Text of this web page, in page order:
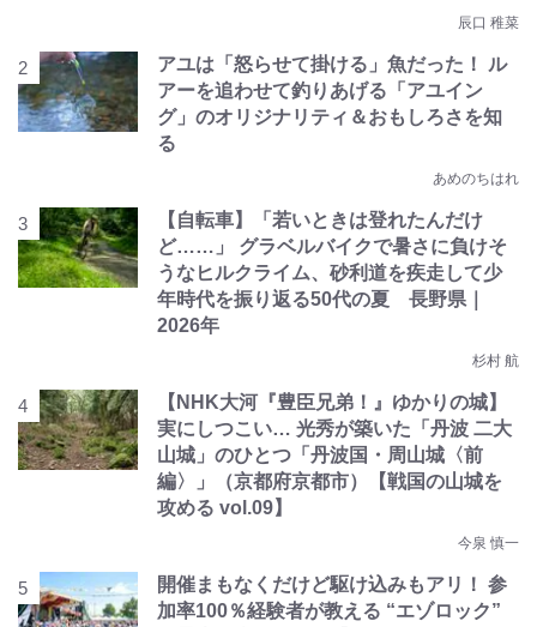
辰口 稚菜
アユは「怒らせて掛ける」魚だった！ ル
アーを追わせて釣りあげる「アユイン
グ」のオリジナリティ＆おもしろさを知
る
あめのちはれ
【自転車】「若いときは登れたんだけ
ど……」 グラベルバイクで暑さに負けそ
うなヒルクライム、砂利道を疾走して少
年時代を振り返る50代の夏 長野県｜
2026年
杉村 航
【NHK大河『豊臣兄弟！』ゆかりの城】
実にしつこい… 光秀が築いた「丹波 二大
山城」のひとつ「丹波国・周山城〈前
編〉」（京都府京都市）【戦国の山城を
攻める vol.09】
今泉 慎一
開催まもなくだけど駆け込みもアリ！ 参
加率100％経験者が教える “エゾロック”